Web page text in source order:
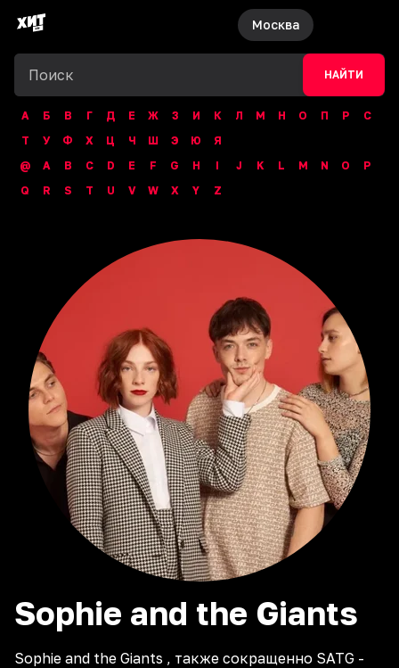
Москва
НАЙТИ
А Б В Г Д Е Ж З И К Л М Н О П Р
С
Т
У Ф Х Ц Ч Ш Э Ю
Я
@
A B C D E F G H I J K L M N O
P
Q
R S T U V W X Y Z
Sophie and the Giants
Sophie and the Giants , также сокращенно SATG -